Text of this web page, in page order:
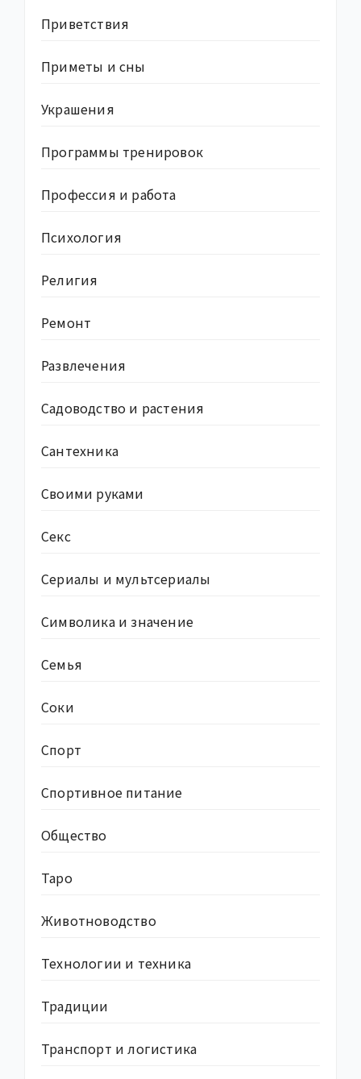
Приветствия
Приметы и сны
Украшения
Программы тренировок
Профессия и работа
Психология
Религия
Ремонт
Развлечения
Садоводство и растения
Сантехника
Своими руками
Секс
Сериалы и мультсериалы
Символика и значение
Семья
Соки
Спорт
Спортивное питание
Общество
Таро
Животноводство
Технологии и техника
Традиции
Транспорт и логистика